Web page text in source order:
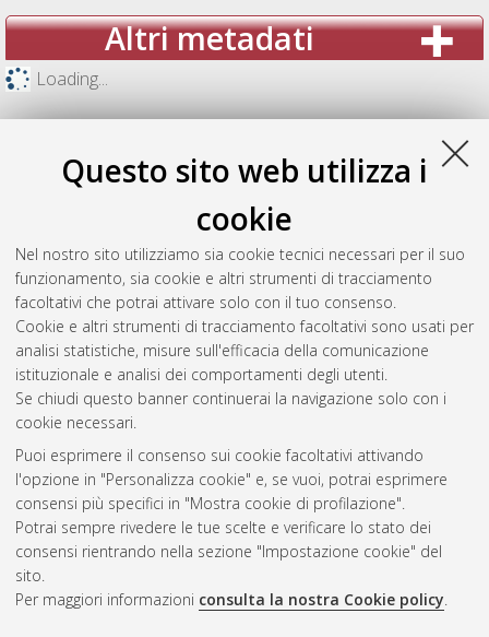
Questo sito web utilizza i
cookie
Nel nostro sito utilizziamo sia cookie tecnici necessari per il suo
funzionamento, sia cookie e altri strumenti di tracciamento
facoltativi che potrai attivare solo con il tuo consenso.
Cookie e altri strumenti di tracciamento facoltativi sono usati per
analisi statistiche, misure sull'efficacia della comunicazione
istituzionale e analisi dei comportamenti degli utenti.
Se chiudi questo banner continuerai la navigazione solo con i
cookie necessari.
Puoi esprimere il consenso sui cookie facoltativi attivando
l'opzione in "Personalizza cookie" e, se vuoi, potrai esprimere
consensi più specifici in "Mostra cookie di profilazione".
Potrai sempre rivedere le tue scelte e verificare lo stato dei
consensi rientrando nella sezione "Impostazione cookie" del
sito.
Per maggiori informazioni consulta la nostra Cookie policy.
Altri metadati
Loading...
Gestione del documento:
Atom
Rss 1.0
Rss 2.0
AMS Laurea